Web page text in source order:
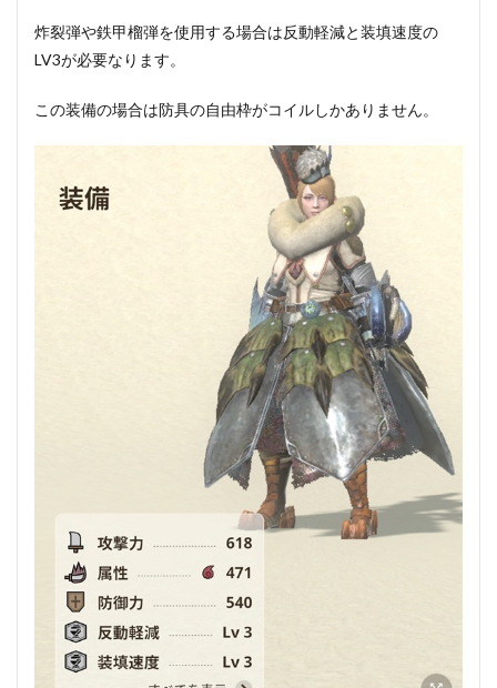
炸裂弾や鉄甲榴弾を使用する場合は反動軽減と装填速度の
LV3が必要なります。
この装備の場合は防具の自由枠がコイルしかありません。